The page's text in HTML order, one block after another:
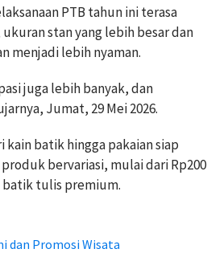
PTB tahun ini terasa
stan yang lebih besar dan
menjadi lebih nyaman.
juga lebih banyak, dan
Jumat, 29 Mei 2026.
batik hingga pakaian siap
bervariasi, mulai dari Rp200
tulis premium.
dan Promosi Wisata